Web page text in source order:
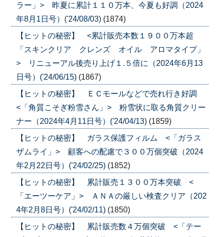
ラー」> 昨夏に累計１１０万本、今夏も好調（2024
年8月1日号）('24/08/03) (1874)
【ヒットの秘密】 <累計販売本数１９００万本超
「スキンクリア クレンズ オイル アロマタイプ」
> リニューアル後売り上げ１.５倍に（2024年6月13
日号）('24/06/15) (1867)
【ヒットの秘密】 ＥＣモールなどで売れ行き好調
<「角質こそぎ粉雪さん」> 粉雪状に取る角質クリー
ナー（2024年4月11日号）('24/04/13) (1859)
【ヒットの秘密】 ガラス保護フィルム <「ガラス
ザムライ」> 顧客への配慮で３００万個突破（2024
年2月22日号）('24/02/25) (1852)
【ヒットの秘密】 累計販売１３００万本突破 <
「エーツーケア」> ＡＮＡの厳しい検査クリア（202
4年2月8日号）('24/02/11) (1850)
【ヒットの秘密】 累計販売数４万個突破 <「テー